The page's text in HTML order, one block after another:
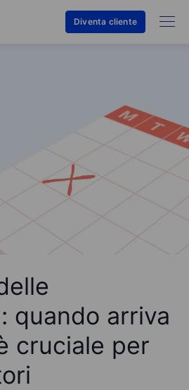
Diventa cliente
quando arriva
cruciale per